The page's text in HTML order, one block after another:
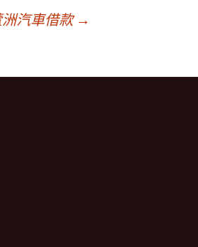
汽車借款 →